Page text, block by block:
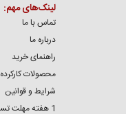
لینک‌های مهم:
تماس با ما
درباره ما
راهنمای خرید
محصولات کارکرده
شرایط و قوانین
1 هفته مهلت تست